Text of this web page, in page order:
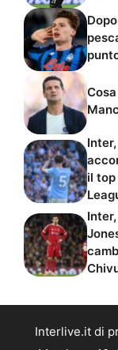
il
Interlive.it di